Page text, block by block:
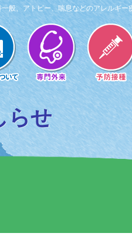
般、アトピー、喘息などのアレルギ
らせ